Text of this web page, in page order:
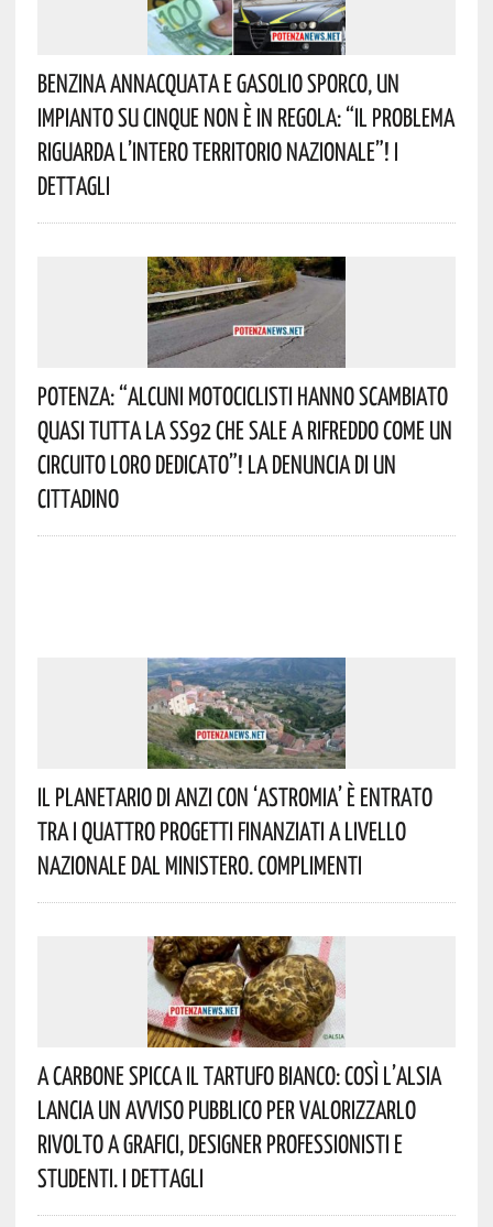
Benzina Annacquata E Gasolio Sporco, Un
Impianto Su Cinque Non È In Regola: “il Problema
Riguarda L’intero Territorio Nazionale”! I
Dettagli
Potenza: “alcuni Motociclisti Hanno Scambiato
Quasi Tutta La SS92 Che Sale A Rifreddo Come Un
Circuito Loro Dedicato”! La Denuncia Di Un
Cittadino
Il Planetario Di Anzi Con ‘Astromia’ È Entrato
Tra I Quattro Progetti Finanziati A Livello
Nazionale Dal Ministero. Complimenti
A Carbone Spicca Il Tartufo Bianco: Così L’Alsia
Lancia Un Avviso Pubblico Per Valorizzarlo
Rivolto A Grafici, Designer Professionisti E
Studenti. I Dettagli